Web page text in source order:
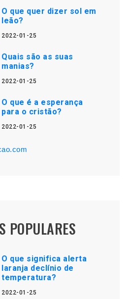
O que quer dizer sol em
leão?
2022-01-25
Quais são as suas
manias?
2022-01-25
O que é a esperança
para o cristão?
2022-01-25
POPULARES
O que significa alerta
laranja declínio de
temperatura?
2022-01-25